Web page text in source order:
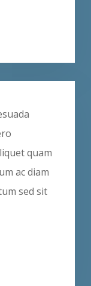
quam
ac diam
sed sit